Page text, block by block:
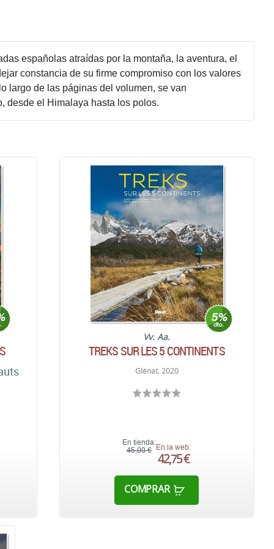
españolas atraídas por la montaña, la aventura, el
constancia de su firme compromiso con los valores
largo de las páginas del volumen, se van
desde el Himalaya hasta los polos.
Vv. Aa.
TREKS SUR LES 5 CONTINENTS
Glénat. 2020
En tienda:
45,00 €
En la web:
42,75 €
COMPRAR